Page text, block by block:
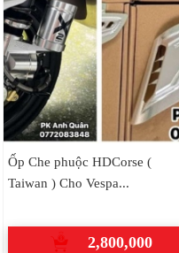
Ốp Che phuộc HDCorse (
Taiwan ) Cho Vespa...
2,800,000